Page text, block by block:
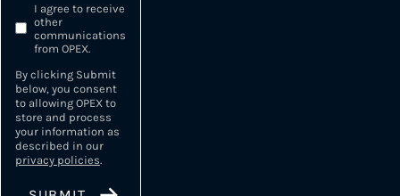
I agree to receive
other
communications
from OPEX.
By clicking Submit
below, you consent
to allowing OPEX to
store and process
your information as
described in our
privacy policies.